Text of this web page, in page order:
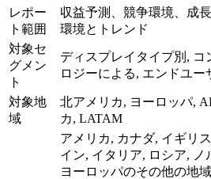
レポー
ト範囲
収益予測、競争環境、成
環境とトレンド
対象セ
グメン
ト
ディスプレイタイプ別, コ
ロジーによる, エンドユー
対象地
域
北アメリカ, ヨーロッパ,
カ, LATAM
アメリカ, カナダ, イギリ
イン, イタリア, ロシア,
ヨーロッパのその他の地